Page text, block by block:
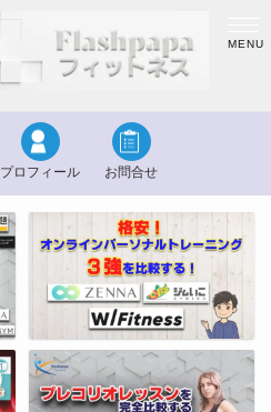
プロフィール お問合せ